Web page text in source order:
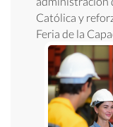
Católica y
Feria de la